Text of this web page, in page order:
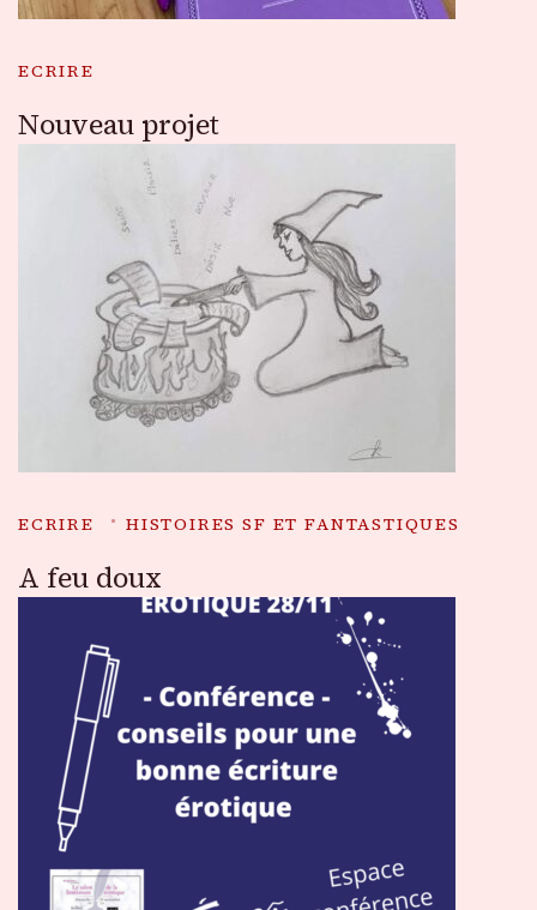
ECRIRE
Nouveau projet
ECRIRE HISTOIRES SF ET FANTASTIQUES
A feu doux